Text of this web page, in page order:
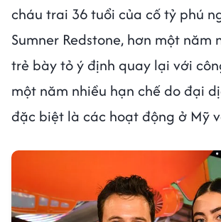
cháu trai 36 tuổi của cố tỷ phú
Sumner Redstone, hơn một năm
trẻ bày tỏ ý định quay lại với
một năm nhiều hạn chế do đại
đặc biệt là các hoạt động ở Mỹ